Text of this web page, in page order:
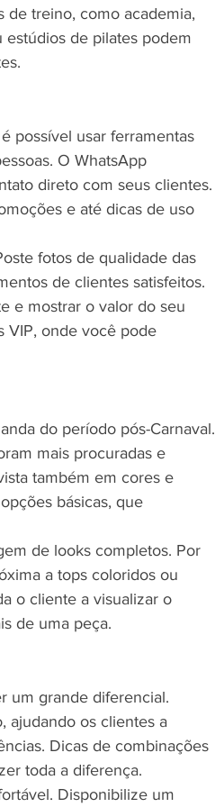
de treino, como academia,
estúdios de pilates podem
possível usar ferramentas
O WhatsApp
direto com seus clientes.
e até dicas de uso
fotos de qualidade das
de clientes satisfeitos.
e mostrar o valor do seu
VIP, onde você pode
do período pós-Carnaval.
mais procuradas e
também em cores e
básicas, que
de looks completos. Por
a tops coloridos ou
o cliente a visualizar o
de uma peça.
um grande diferencial.
ajudando os clientes a
Dicas de combinações
toda a diferença.
Disponibilize um